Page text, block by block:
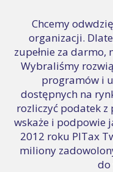
Chcemy
organizacji.
zupełnie za
Wybraliśmy
programów i
dostępnych na
rozliczyć podatek z
wskaże i podpowie
2012 roku PITax
miliony
do